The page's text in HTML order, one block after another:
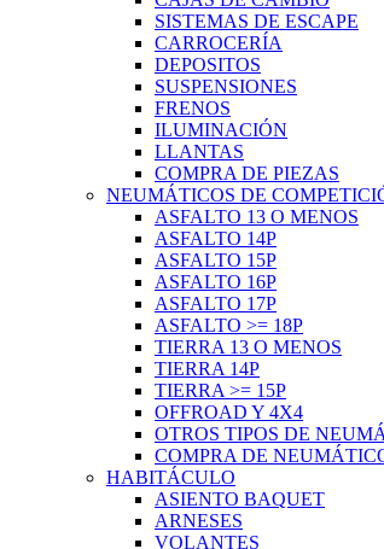
SISTEMAS DE ESCAPE
CARROCERÍA
DEPOSITOS
SUSPENSIONES
FRENOS
ILUMINACIÓN
LLANTAS
COMPRA DE PIEZAS
NEUMÁTICOS DE
ASFALTO 13 O MENOS
ASFALTO 14P
ASFALTO 15P
ASFALTO 16P
ASFALTO 17P
ASFALTO >= 18P
TIERRA 13 O MENOS
TIERRA 14P
TIERRA >= 15P
OFFROAD Y 4X4
OTROS TIPOS DE
COMPRA DE
HABITÁCULO
ASIENTO BAQUET
ARNESES
VOLANTES